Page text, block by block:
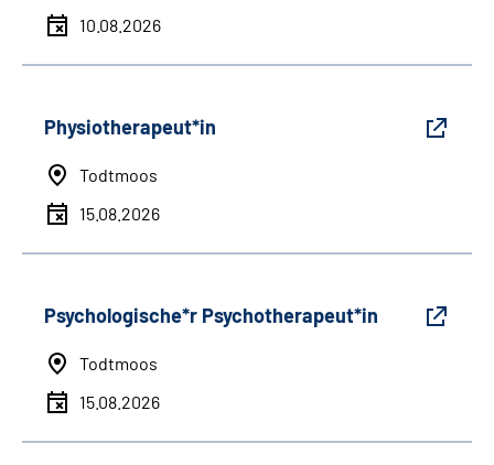
10.08.2026
Physiotherapeut*in
Todtmoos
15.08.2026
Psychologische*r Psychotherapeut*in
Todtmoos
15.08.2026